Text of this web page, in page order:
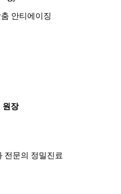
안티에이징
원장
전문의 정밀진료